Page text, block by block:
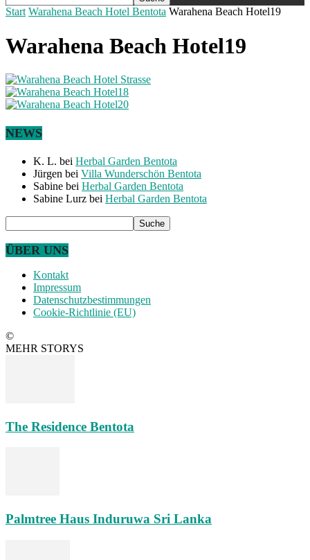
Start Warahena Beach Hotel Bentota Warahena Beach Hotel19
Warahena Beach Hotel19
NEWS
K. L. bei Herbal Garden Bentota
Jürgen bei Villa Wunderschön Bentota
Sabine bei Herbal Garden Bentota
Sabine Lurz bei Herbal Garden Bentota
ÜBER UNS
Kontakt
Impressum
Datenschutzbestimmungen
Cookie-Richtlinie (EU)
©
MEHR STORYS
The Residence Bentota
Palmtree Haus Induruwa Sri Lanka